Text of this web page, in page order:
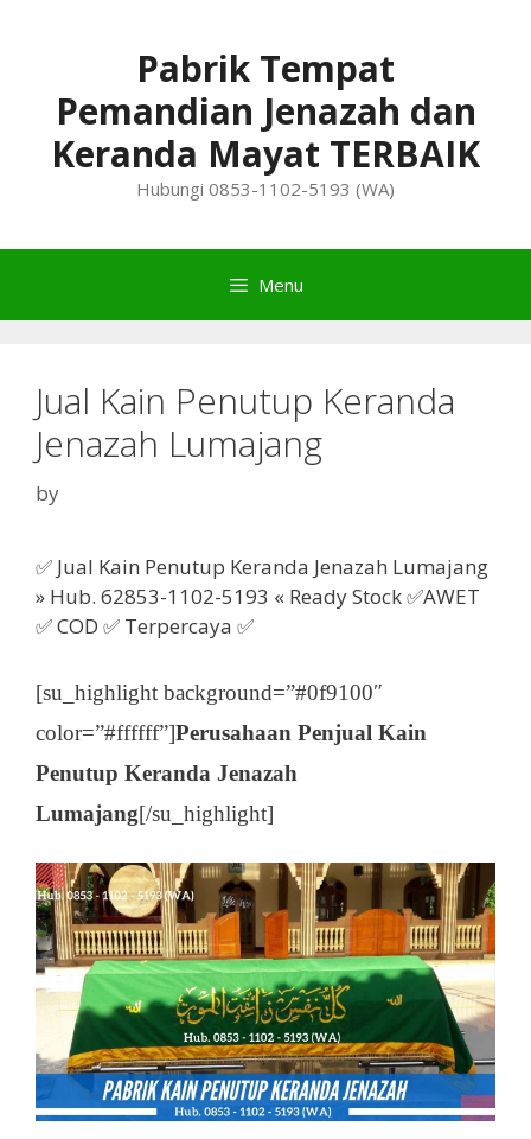
Pabrik Tempat
Pemandian Jenazah dan
Keranda Mayat TERBAIK
Hubungi 0853-1102-5193 (WA)
Menu
Jual Kain Penutup Keranda
Jenazah Lumajang
by
✅ Jual Kain Penutup Keranda Jenazah Lumajang
» Hub. 62853-1102-5193 « Ready Stock ✅AWET
✅ COD ✅ Terpercaya ✅
[su_highlight background=”#0f9100″
color=”#ffffff”]Perusahaan Penjual Kain
Penutup Keranda Jenazah
Lumajang[/su_highlight]